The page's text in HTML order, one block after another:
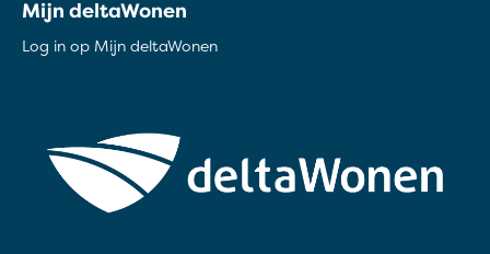
Mijn deltaWonen
Log in op Mijn deltaWonen